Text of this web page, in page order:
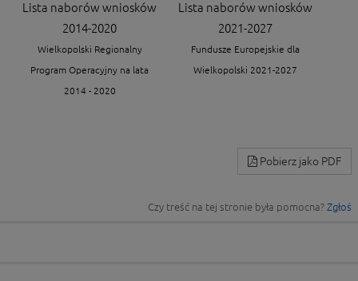
Lista naborów wniosków
2014-2020
Wielkopolski Regionalny
Program Operacyjny na lata
2014 - 2020
Lista naborów wniosków
2021-2027
Fundusze Europejskie dla
Wielkopolski 2021-2027
Pobierz jako PDF
Czy treść na tej stronie była pomocna? Zgłoś